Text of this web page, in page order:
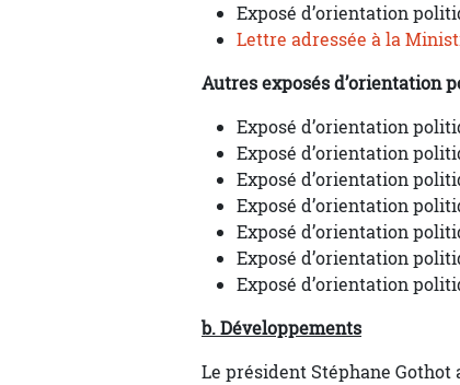
Exposé d’orientation
Lettre adressée à la
Autres exposés d’orientation
Exposé d’orientation
Exposé d’orientation
Exposé d’orientation
Exposé d’orientation
Exposé d’orientation
Exposé d’orientation
Exposé d’orientation
b. Développements
Le président Stéphane